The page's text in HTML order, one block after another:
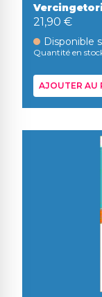
21,90 €
Disponible
Quantité en
AJOUTER AU